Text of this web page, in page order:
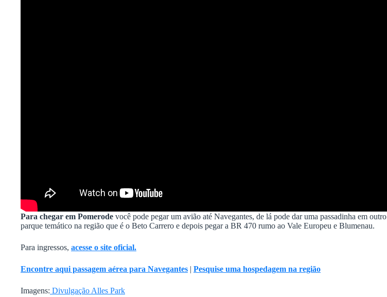
Para chegar em Pomerode você pode pegar um avião até Navegantes, de lá pode dar uma passadinha em outro
parque temático na região que é o Beto Carrero e depois pegar a BR 470 rumo ao Vale Europeu e Blumenau.
Para ingressos, acesse o site oficial.
Encontre aqui passagem aérea para Navegantes | Pesquise uma hospedagem na região
Imagens: Divulgação Alles Park